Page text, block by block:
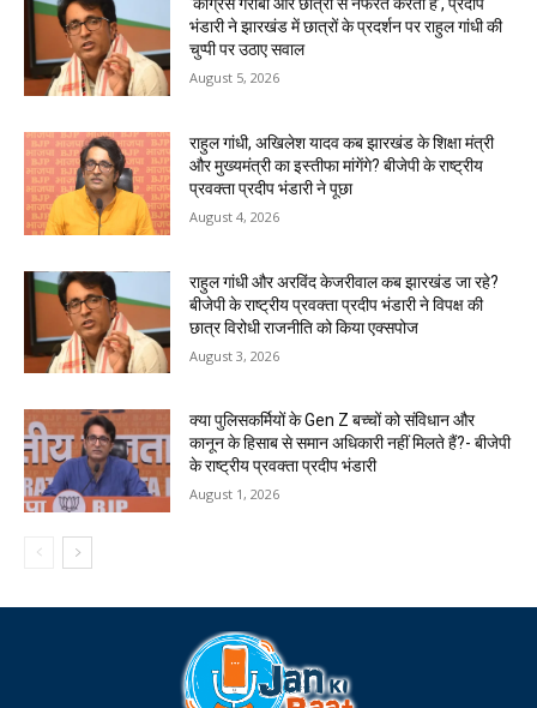
‘कांग्रेस गरीबों और छात्रों से नफरत करती है’, प्रदीप
भंडारी ने झारखंड में छात्रों के प्रदर्शन पर राहुल गांधी की
चुप्पी पर उठाए सवाल
August 5, 2026
राहुल गांधी, अखिलेश यादव कब झारखंड के शिक्षा मंत्री
और मुख्यमंत्री का इस्तीफा मांगेंगे? बीजेपी के राष्ट्रीय
प्रवक्ता प्रदीप भंडारी ने पूछा
August 4, 2026
राहुल गांधी और अरविंद केजरीवाल कब झारखंड जा रहे?
बीजेपी के राष्ट्रीय प्रवक्ता प्रदीप भंडारी ने विपक्ष की
छात्र विरोधी राजनीति को किया एक्सपोज
August 3, 2026
क्या पुलिसकर्मियों के Gen Z बच्चों को संविधान और
कानून के हिसाब से समान अधिकारी नहीं मिलते हैं?- बीजेपी
के राष्ट्रीय प्रवक्ता प्रदीप भंडारी
August 1, 2026